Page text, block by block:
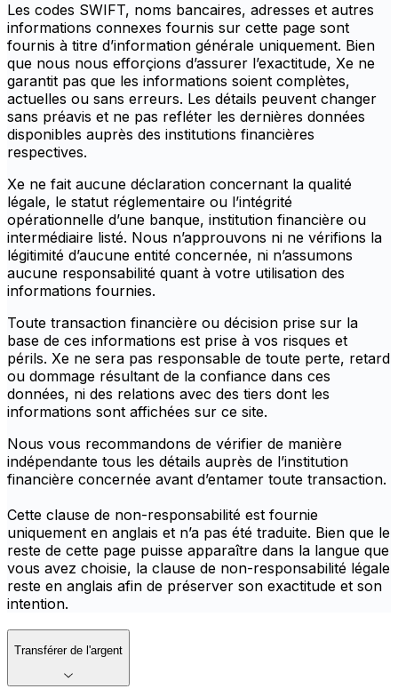
Les codes SWIFT, noms bancaires, adresses et autres
informations connexes fournis sur cette page sont
fournis à titre d’information générale uniquement. Bien
que nous nous efforçions d’assurer l’exactitude, Xe ne
garantit pas que les informations soient complètes,
actuelles ou sans erreurs. Les détails peuvent changer
sans préavis et ne pas refléter les dernières données
disponibles auprès des institutions financières
respectives.
Xe ne fait aucune déclaration concernant la qualité
légale, le statut réglementaire ou l’intégrité
opérationnelle d’une banque, institution financière ou
intermédiaire listé. Nous n’approuvons ni ne vérifions la
légitimité d’aucune entité concernée, ni n’assumons
aucune responsabilité quant à votre utilisation des
informations fournies.
Toute transaction financière ou décision prise sur la
base de ces informations est prise à vos risques et
périls. Xe ne sera pas responsable de toute perte, retard
ou dommage résultant de la confiance dans ces
données, ni des relations avec des tiers dont les
informations sont affichées sur ce site.
Nous vous recommandons de vérifier de manière
indépendante tous les détails auprès de l’institution
financière concernée avant d’entamer toute transaction.
Cette clause de non-responsabilité est fournie
uniquement en anglais et n’a pas été traduite. Bien que le
reste de cette page puisse apparaître dans la langue que
vous avez choisie, la clause de non-responsabilité légale
reste en anglais afin de préserver son exactitude et son
intention.
Transférer de l'argent